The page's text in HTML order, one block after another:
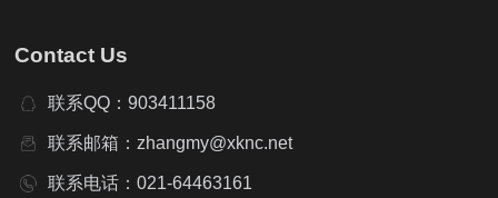
Contact Us
联系QQ：903411158
联系邮箱：zhangmy@xknc.net
联系电话：021-64463161